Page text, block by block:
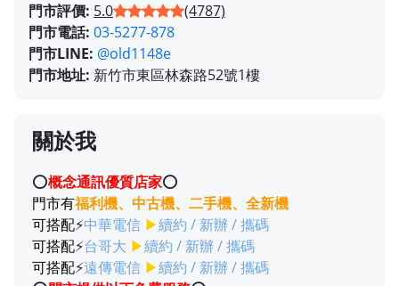
門市評價: 5.0
(4787)
門市電話: 03-5277-878
門市LINE: @old1148e
門市地址: 新竹市東區林森路52號1樓
關於我
⭕️概念通訊優質店家⭕️
門市有福利機、中古機、二手機、全新機
可搭配⚡中華電信 ▶續約 / 新辦 / 攜碼
可搭配⚡台哥大 ▶續約 / 新辦 / 攜碼
可搭配⚡遠傳電信 ▶續約 / 新辦 / 攜碼